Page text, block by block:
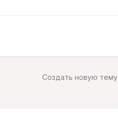
Создать новую тему